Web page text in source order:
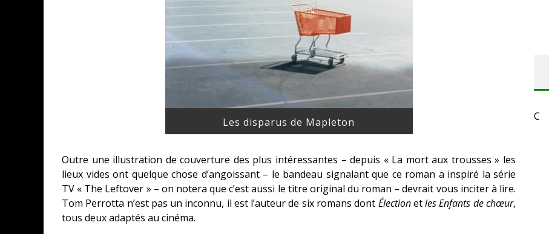
Les disparus de Mapleton
Outre une illustration de couverture des plus intéressantes – depuis « La mort aux trousses » les
lieux vides ont quelque chose d’angoissant – le bandeau signalant que ce roman a inspiré la série
TV « The Leftover » – on notera que c’est aussi le titre original du roman – devrait vous inciter à lire.
Tom Perrotta n’est pas un inconnu, il est l’auteur de six romans dont Électionetles Enfants de chœur,
tous deux adaptés au cinéma.
C